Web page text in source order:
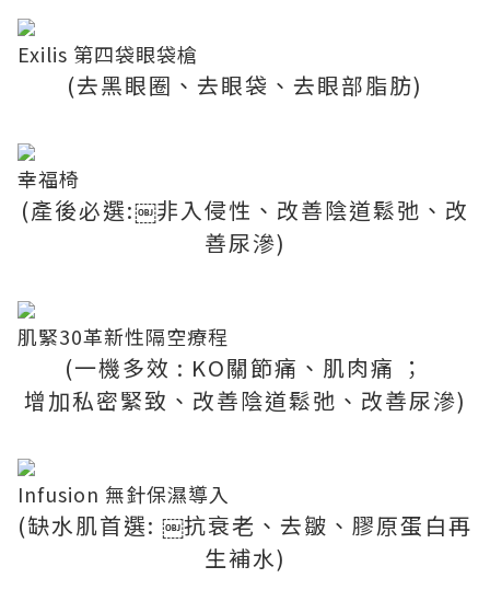
Exilis 第四袋眼袋槍
(去黑眼圈、去眼袋、去眼部脂肪)
幸福椅
(產後必選:￼非入侵性、改善陰道鬆弛、改
善尿滲)
肌緊30革新性隔空療程
(一機多效 : KO關節痛、肌肉痛 ；
增加私密緊致、改善陰道鬆弛、改善尿滲)
Infusion 無針保濕導入
(缺水肌首選: ￼抗衰老、去皺、膠原蛋白再
生補水)